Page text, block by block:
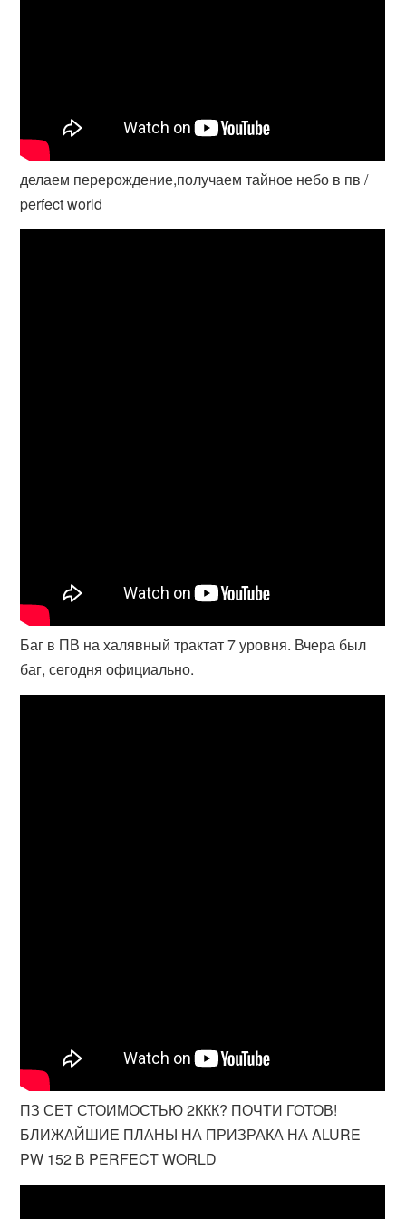
делаем перерождение,получаем тайное небо в пв /
perfect world
Баг в ПВ на халявный трактат 7 уровня. Вчера был
баг, сегодня официально.
ПЗ СЕТ СТОИМОСТЬЮ 2ККК? ПОЧТИ ГОТОВ!
БЛИЖАЙШИЕ ПЛАНЫ НА ПРИЗРАКА НА ALURE
PW 152 В PERFECT WORLD